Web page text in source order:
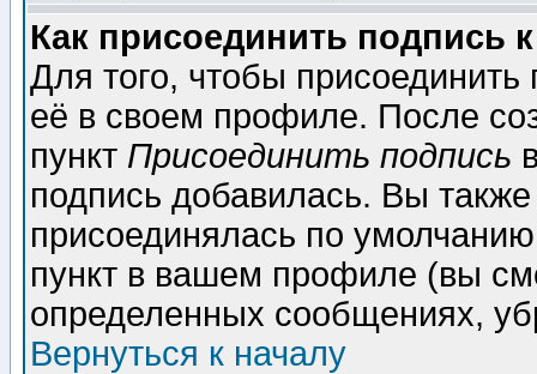
Как присоединить подпись
Для того, чтобы
её в своем профиле. После
пункт Присоединить подпись
подпись добавилась. Вы
присоединялась по
пункт в вашем профиле (вы
определенных сообщениях,
Вернуться к началу